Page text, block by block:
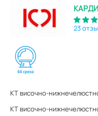
23
КТ височно-
КТ височно-